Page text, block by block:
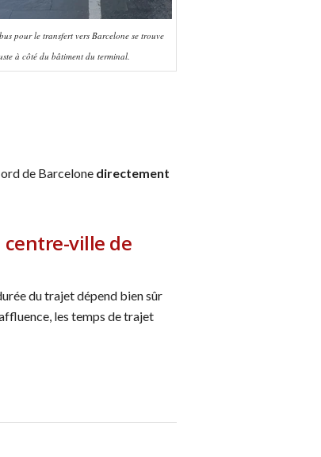
pour le transfert vers Barcelone se trouve
à côté du bâtiment du terminal.
de Barcelone directement
centre-ville de
du trajet dépend bien sûr
les temps de trajet